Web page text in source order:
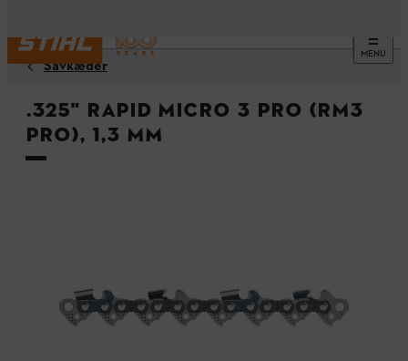
MENU
Savkæder
.325" Rapid Micro 3 Pro (RM3
Pro), 1,3 mm